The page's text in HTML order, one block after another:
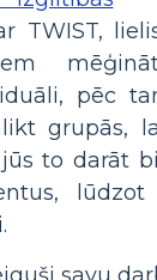
TWIST,
pēc
grupās,
to darāt